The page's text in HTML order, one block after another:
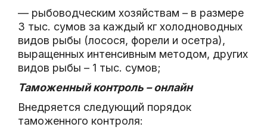
— рыбоводческим хозяйствам – в размере
3 тыс. сумов за каждый кг холодноводных
видов рыбы (лосося, форели и осетра),
выращенных интенсивным методом, других
видов рыбы – 1 тыс. сумов;
Таможенный контроль – онлайн
Внедряется следующий порядок
таможенного контроля: